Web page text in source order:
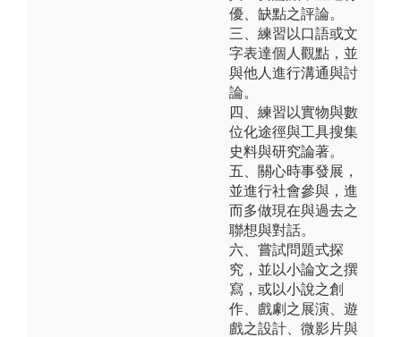
優、缺點之評論。
三、練習以口語或文
字表達個人觀點，並
與他人進行溝通與討
論。
四、練習以實物與數
位化途徑與工具搜集
史料與研究論著。
五、關心時事發展，
並進行社會參與，進
而多做現在與過去之
聯想與對話。
六、嘗試問題式探
究，並以小論文之撰
寫，或以小說之創
作、戲劇之展演、遊
戲之設計、微影片與